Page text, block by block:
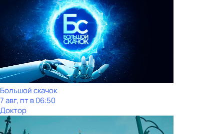
Большой скачок
7 авг, пт в 06:50
Доктор